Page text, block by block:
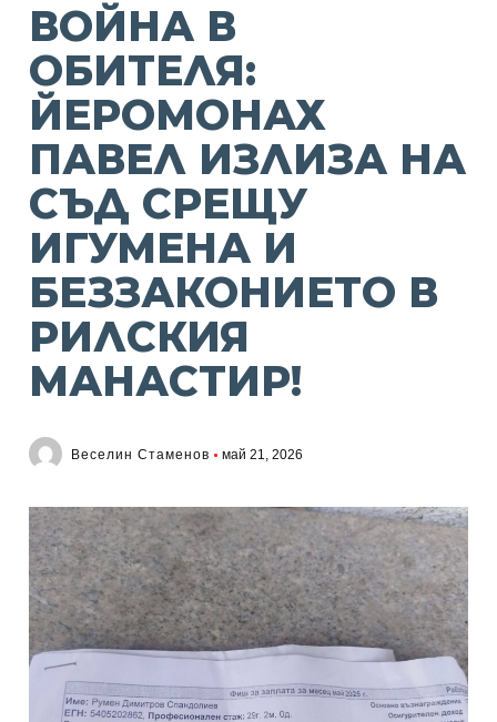
ВОЙНА В
ОБИТЕЛЯ:
ЙЕРОМОНАХ
ПАВЕЛ ИЗЛИЗА НА
СЪД СРЕЩУ
ИГУМЕНА И
БЕЗЗАКОНИЕТО В
РИЛСКИЯ
МАНАСТИР!
Веселин Стаменов май 21, 2026